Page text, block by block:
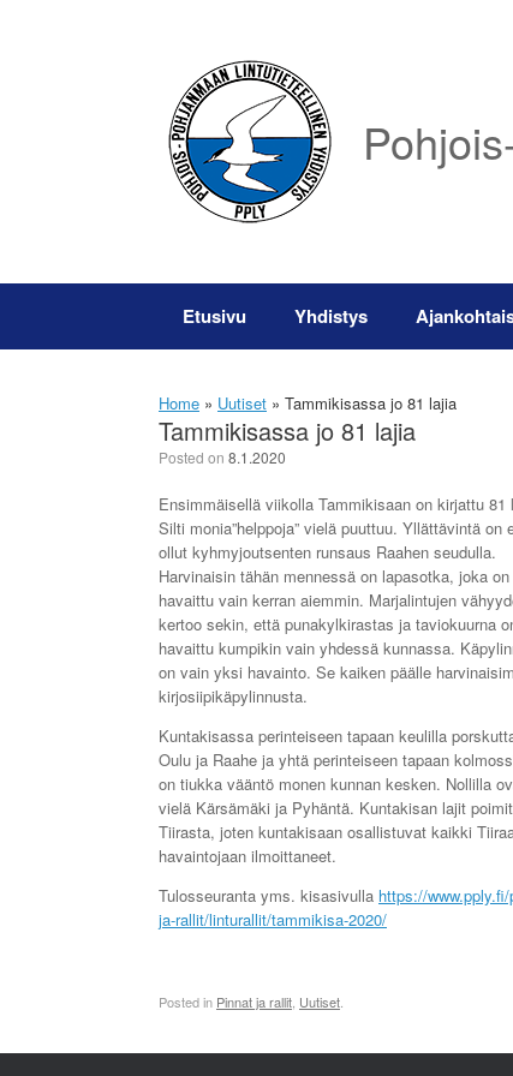
Etusivu Yhdistys
Home » Uutiset » Tammikisassa jo 81 lajia
Tammikisassa jo 81 lajia
Posted on 8.1.2020
Ensimmäisellä viikolla Tammikisaan on kirjattu 81
Silti monia”helppoja” vielä puuttuu. Yllättävintä on
ollut kyhmyjoutsenten runsaus Raahen seudulla.
Harvinaisin tähän mennessä on lapasotka, joka on
havaittu vain kerran aiemmin. Marjalintujen
kertoo sekin, että punakylkirastas ja taviokuurna
havaittu kumpikin vain yhdessä kunnassa.
on vain yksi havainto. Se kaiken päälle
kirjosiipikäpylinnusta.
Kuntakisassa perinteiseen tapaan keulilla
Oulu ja Raahe ja yhtä perinteiseen tapaan
on tiukka vääntö monen kunnan kesken. Nollilla
vielä Kärsämäki ja Pyhäntä. Kuntakisan lajit
Tiirasta, joten kuntakisaan osallistuvat kaikki
havaintojaan ilmoittaneet.
Tulosseuranta yms. kisasivulla https://
ja-rallit/linturallit/tammikisa-2020/
Posted in Pinnat ja rallit Uutiset